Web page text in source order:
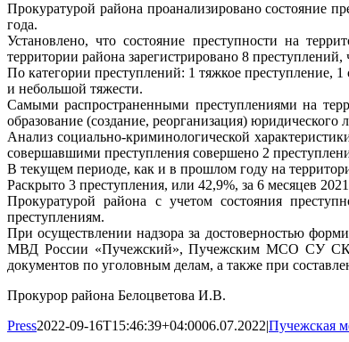
Прокуратурой района проанализировано состояние
года.
Установлено, что состояние преступности на
территории района зарегистрировано 8
По категории преступлений: 1 тяжкое преступление,
и небольшой тяжести.
Самыми распространенными преступлениями на
образование (создание, реорганизация)
Анализ социально-криминологической
совершавшими преступления совершено 2
В текущем периоде, как и в прошлом году на
Раскрыто 3 преступления, или 42,9%, за 6 месяцев
Прокуратурой района с учетом состояния
преступлениям.
При осуществлении надзора за достоверностью
МВД России «Пучежский», Пучежским МСО СУ СК
документов по уголовным делам, а также при
Прокурор района Белоцветова И.В.
Press2022-09-16T15:46:39+04:0006.07.2022|Пучежская